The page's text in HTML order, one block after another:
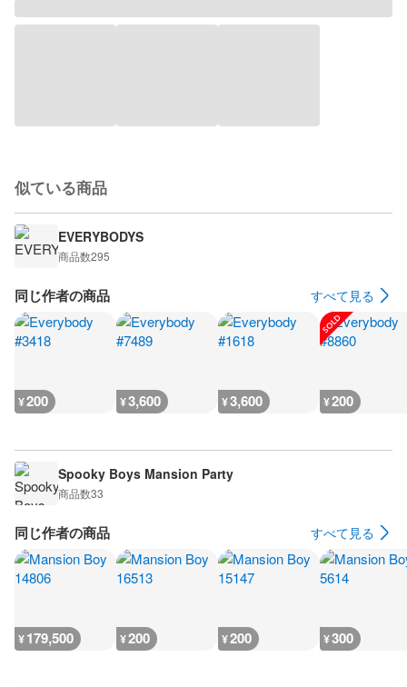
似ている商品
EVERYBODYS
商品数295
同じ作者の商品 すべて見る
¥200 ¥3,600 ¥3,600 ¥200
Spooky Boys Mansion Party
商品数33
同じ作者の商品 すべて見る
¥179,500 ¥200 ¥200 ¥300